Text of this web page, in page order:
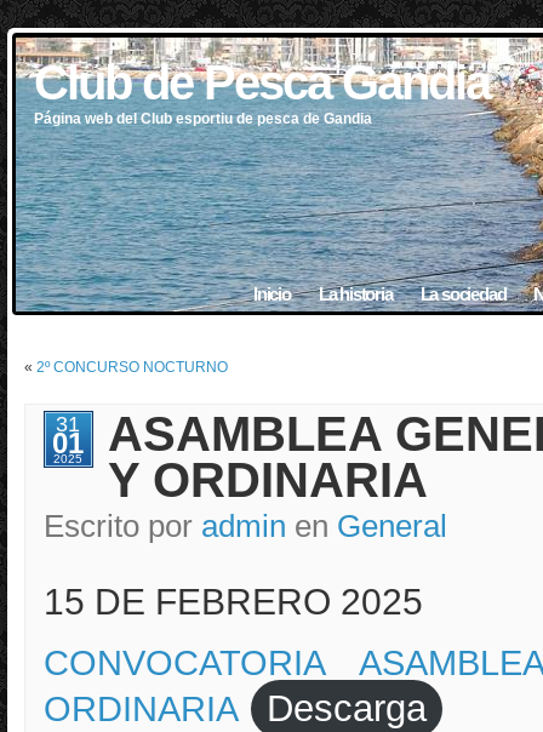
Club de Pesca Gandia
Página web del Club esportiu de pesca de Gandia
Inicio La historia La sociedad
« 2º CONCURSO NOCTURNO
31
01
2025
ASAMBLEA
Y ORDINARIA
Escrito por admin en General
15 DE FEBRERO 2025
CONVOCATORIA
ORDINARIA
Descarga